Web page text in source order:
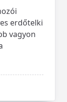
erdőtelki
vagyon